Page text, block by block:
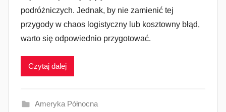
podróżniczych. Jednak, by nie zamienić tej
przygody w chaos logistyczny lub kosztowny błąd,
warto się odpowiednio przygotować.
Czytaj dalej
Ameryka Północna